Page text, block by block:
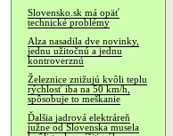
Slovensko.sk má opäť
technické problémy
Alza nasadila dve novinky,
jednu užitočnú a jednu
kontroverznú
Železnice znižujú kvôli teplu
rýchlosť iba na 50 km/h,
spôsobuje to meškanie
Ďalšia jadrová elektráreň
južne od Slovenska musela